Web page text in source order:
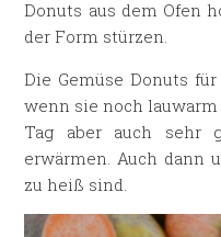
Donuts aus dem Ofen
der Form stürzen.
Die Gemüse Donuts
wenn sie noch
Tag aber auch sehr
erwärmen. Auch dann
zu heiß sind.